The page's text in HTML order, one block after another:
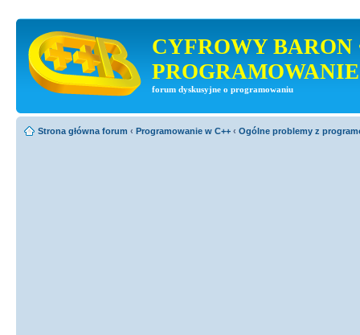
CYFROWY BARON
PROGRAMOWANIE
forum dyskusyjne o programowaniu
Strona główna forum ‹ Programowanie w C++ ‹ Ogólne problemy z